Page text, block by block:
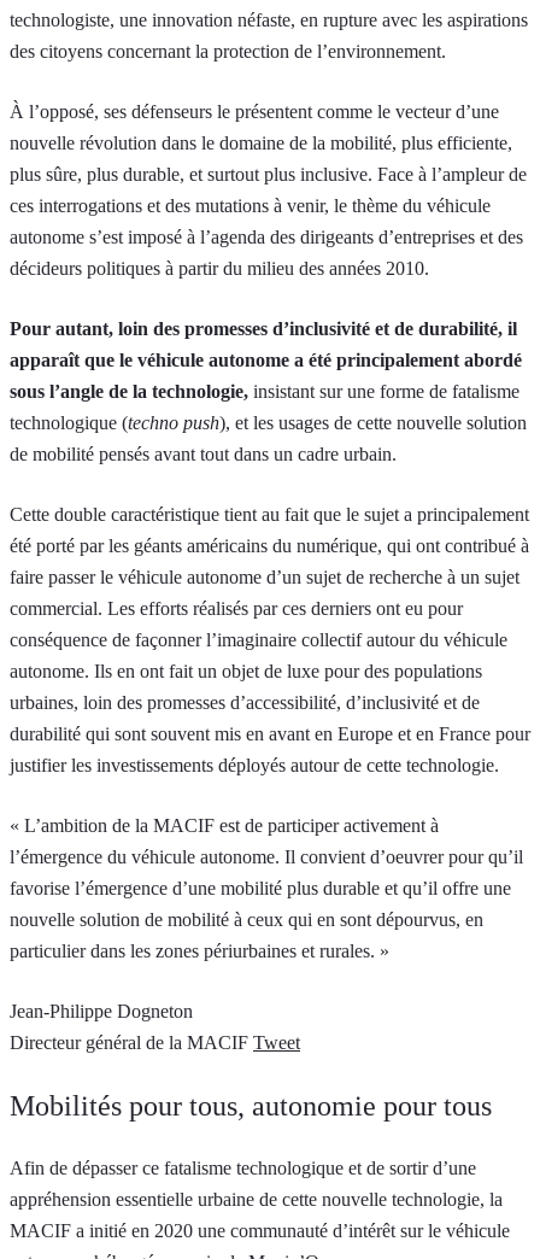
technologiste, une innovation néfaste, en rupture avec les aspirations
des citoyens concernant la protection de l’environnement.
À l’opposé, ses défenseurs le présentent comme le vecteur d’une
nouvelle révolution dans le domaine de la mobilité, plus efficiente,
plus sûre, plus durable, et surtout plus inclusive. Face à l’ampleur de
ces interrogations et des mutations à venir, le thème du véhicule
autonome s’est imposé à l’agenda des dirigeants d’entreprises et des
décideurs politiques à partir du milieu des années 2010.
Pour autant, loin des promesses d’inclusivité et de durabilité, il
apparaît que le véhicule autonome a été principalement abordé
sous l’angle de la technologie, insistant sur une forme de fatalisme
technologique (techno push), et les usages de cette nouvelle solution
de mobilité pensés avant tout dans un cadre urbain.
Cette double caractéristique tient au fait que le sujet a principalement
été porté par les géants américains du numérique, qui ont contribué à
faire passer le véhicule autonome d’un sujet de recherche à un sujet
commercial. Les efforts réalisés par ces derniers ont eu pour
conséquence de façonner l’imaginaire collectif autour du véhicule
autonome. Ils en ont fait un objet de luxe pour des populations
urbaines, loin des promesses d’accessibilité, d’inclusivité et de
durabilité qui sont souvent mis en avant en Europe et en France pour
justifier les investissements déployés autour de cette technologie.
« L’ambition de la MACIF est de participer activement à
l’émergence du véhicule autonome. Il convient d’oeuvrer pour qu’il
favorise l’émergence d’une mobilité plus durable et qu’il offre une
nouvelle solution de mobilité à ceux qui en sont dépourvus, en
particulier dans les zones périurbaines et rurales. »
Jean-Philippe Dogneton
Directeur général de la MACIF Tweet
Mobilités pour tous, autonomie pour tous
Afin de dépasser ce fatalisme technologique et de sortir d’une
appréhension essentielle urbaine de cette nouvelle technologie, la
MACIF a initié en 2020 une communauté d’intérêt sur le véhicule